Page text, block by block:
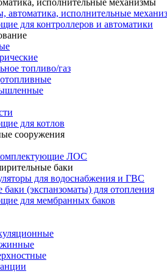
исполнительные механизмы
автоматика, исполнительные
для контроллеров и автоматики
топливо/газ
для котлов
сооружения
ЛОС
баки
для водоснабжения и ГВС
(экспанзоматы) для отопления
для мембранных баков